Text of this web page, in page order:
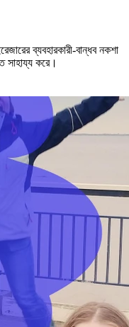
ব্যবহারকারী-বান্ধব নকশা
সাহায্য করে।